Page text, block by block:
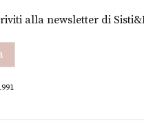
alla newsletter di